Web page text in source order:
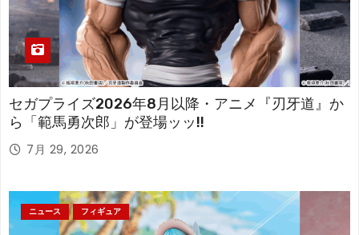
セガプライズ2026年8月以降・アニメ『刃牙道』か
ら「範馬勇次郎」が登場ッッ!!
7月 29, 2026
ニュース フィギュア